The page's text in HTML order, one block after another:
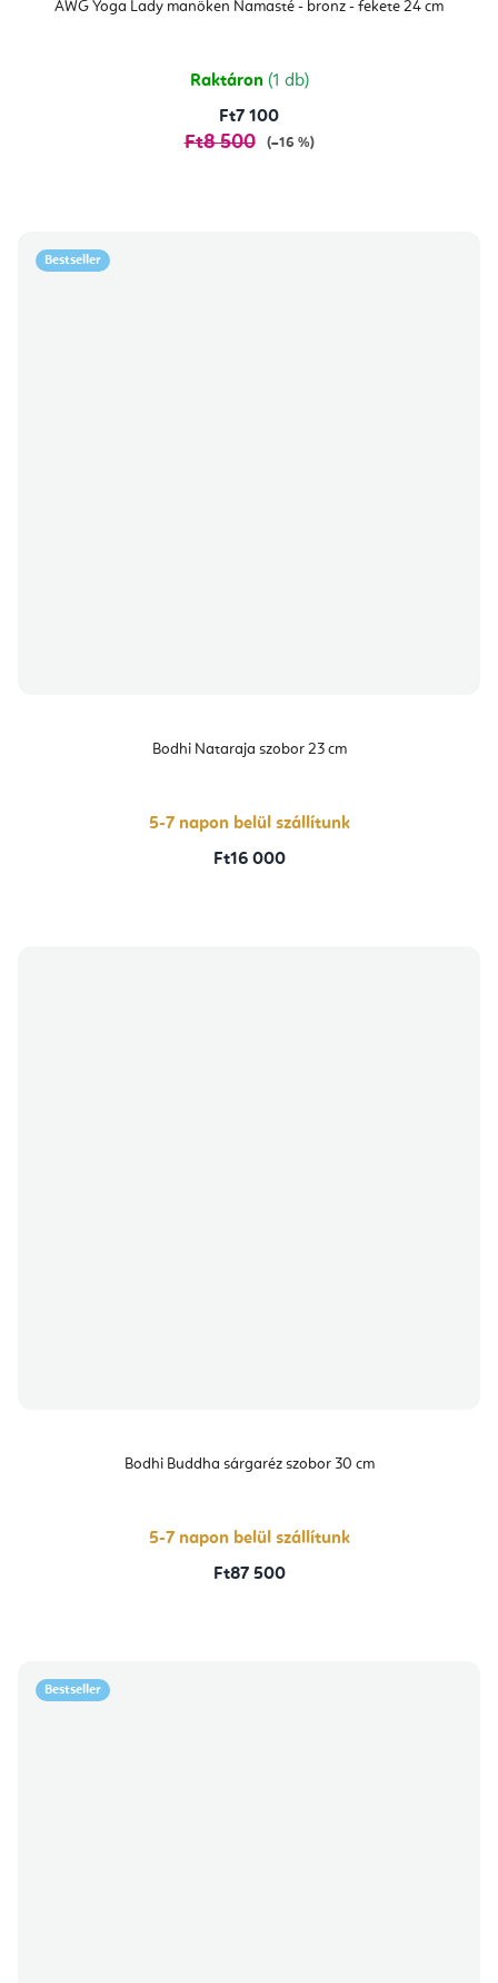
AWG Yoga Lady manöken Namasté - bronz - fekete 24 cm
Raktáron (1 db)
Ft7 100
Ft8 500 (–16 %)
Bestseller
Bodhi Nataraja szobor 23 cm
5-7 napon belül szállítunk
Ft16 000
Bodhi Buddha sárgaréz szobor 30 cm
5-7 napon belül szállítunk
Ft87 500
Bestseller